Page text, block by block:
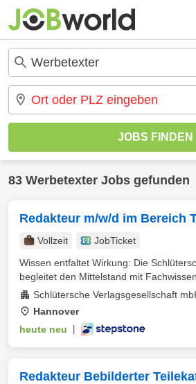
83 Werbetexter Jobs gefunden
Redakteur m/w/d im Bereich
Vollzeit
JobTicket
Wissen entfaltet Wirkung: Die
begleitet den Mittelstand mit
Schlütersche Verlagsgesellschaft
Hannover
heute neu
Redakteur Bebilderter